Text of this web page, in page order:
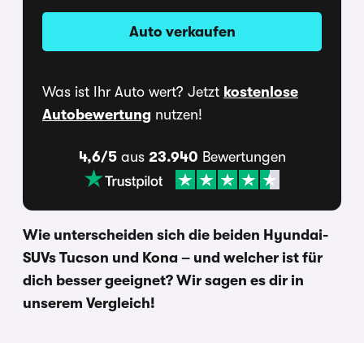
Auto verkaufen
Was ist Ihr Auto wert? Jetzt kostenlose
Autobewertung nutzen!
4,6/5aus 23.940 Bewertungen
Wie unterscheiden sich die beiden Hyundai-
SUVs Tucson und Kona – und welcher ist für
dich besser geeignet? Wir sagen es dir in
unserem Vergleich!